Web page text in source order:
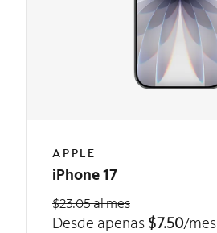
APPLE
iPhone 17
$23.05 al mes
Desde apenas $7.50/mes